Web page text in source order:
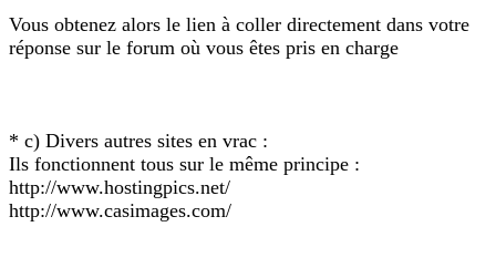
Vous obtenez alors le lien à coller directement dans votre
réponse sur le forum où vous êtes pris en charge
* c) Divers autres sites en vrac :
Ils fonctionnent tous sur le même principe :
http://www.hostingpics.net/
http://www.casimages.com/